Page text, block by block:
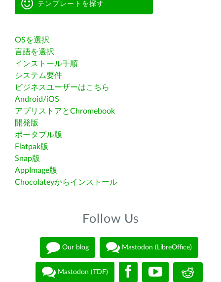
テンプレートを探す
OSを選択
言語を選択
インストール手順
システム要件
ビジネスユーザーはこちら
Android/iOS
アプリストアとChromebook
開発版
ポータブル版
Flatpak版
Snap版
AppImage版
Chocolateyからインストール
Follow Us
Our blog Mastodon (LibreOffice)
Mastodon (TDF)